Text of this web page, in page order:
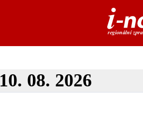
10. 08. 2026